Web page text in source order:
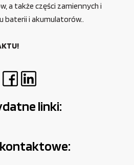
a także części zamiennych i
baterii i akumulatorów..
linki: